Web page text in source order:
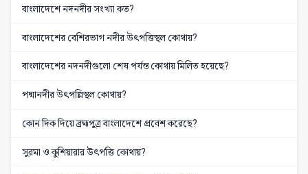
বাংলাদেশে নদনদীর সংখ্যা কত?
বাংলাদেশের বেশিরভাগ নদীর উৎপত্তিস্থল কোথায়?
বাংলাদেশের নদনদীগুলো শেষ পর্যন্ত কোথায় মিলিত হয়েছে?
পদ্মানদীর উৎপল্লিস্থল কোথায়?
কোন দিক দিয়ে ব্রহ্মপুত্র বাংলাদেশে প্রবেশ করেছে?
সুরমা ও কুশিয়ারার উৎপত্তি কোথায়?